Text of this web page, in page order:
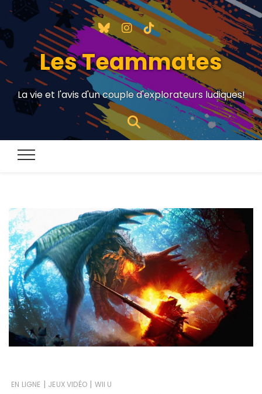
Les Teammates
La vie et l'avis d'un couple d'explorateurs ludiques!
EN LIGNE | JEUX VIDÉO | WII U